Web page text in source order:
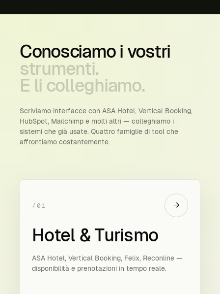
Conosciamo i vostri
strumenti.
E li colleghiamo.
Scriviamo interfacce con ASA Hotel, Vertical Booking,
HubSpot, Mailchimp e molti altri — colleghiamo i
sistemi che già usate. Quattro famiglie di tool che
affrontiamo costantemente.
/01
Hotel & Turismo
ASA Hotel, Vertical Booking, Felix, Reconline —
disponibilità e prenotazioni in tempo reale.
→